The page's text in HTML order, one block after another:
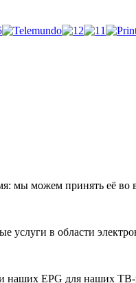
мы можем принять её
услуги в области
наших EPG для наших